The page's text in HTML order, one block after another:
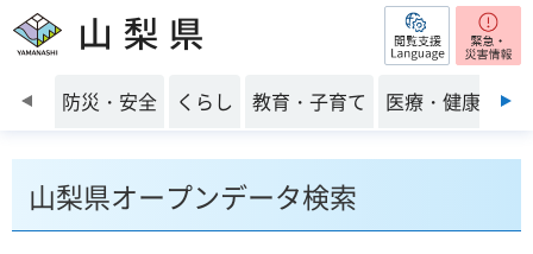
山梨県 閲覧支援
前のスライドを表示
防災・安全 くらし 教育・子育て 医療・健康・福
山梨県オープンデータ検索